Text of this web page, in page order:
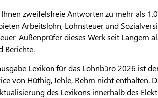
zweifelsfreie Antworten zu mehr als
Arbeitslohn, Lohnsteuer und
Außenprüfer dieses Werk seit Langem
Berichte.
Lexikon für das Lohnbüro 2026 ist
von Hüthig, Jehle, Rehm nicht enthalten.
des Lexikons innerhalb des